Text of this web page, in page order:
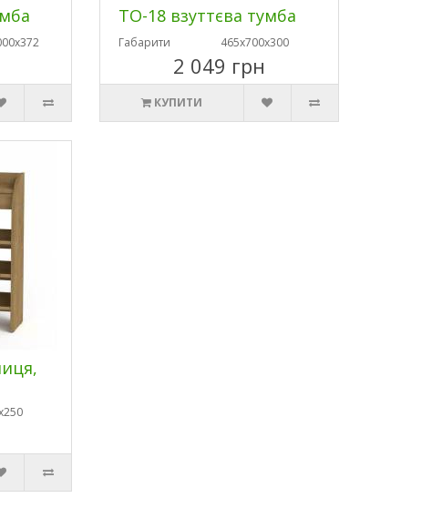
ТО-18 взуттєва тумба
Габарити 465х700х300
2 049 грн
КУПИТИ